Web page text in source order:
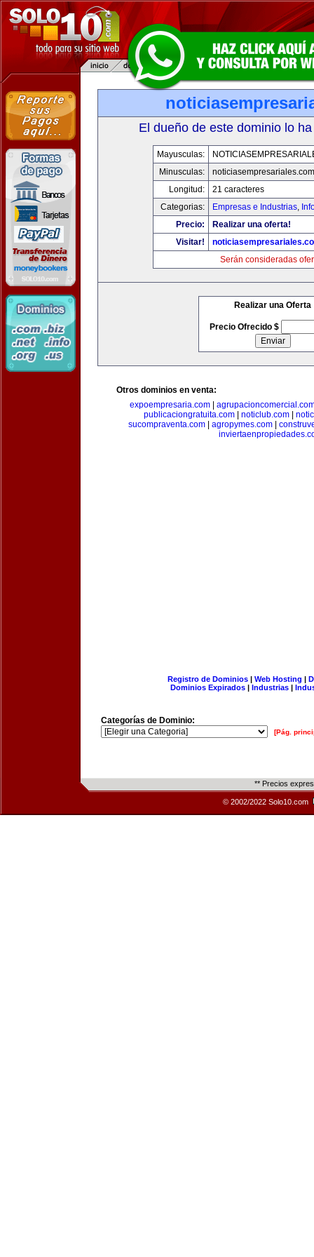
El dueño de este dominio lo
Mayusculas:
Minusculas:
noticiasempresariales.com
Longitud:
21 caracteres
Categorias:
Empresas e Industrias,
Precio:
Realizar una oferta!
Visitar!
Serán consideradas
Realizar una Oferta
Precio Ofrecido $
Otros dominios en venta:
expoempresaria.com|
publicaciongratuita.com| noticlub.com|
sucompraventa.com
agropymes.com
Registro de Dominios| Web Hosting |
Dominios Expirados | Industrias |
Categorías de Dominio:
[Pág.
** Precios
© 2002/2022 Solo10.com